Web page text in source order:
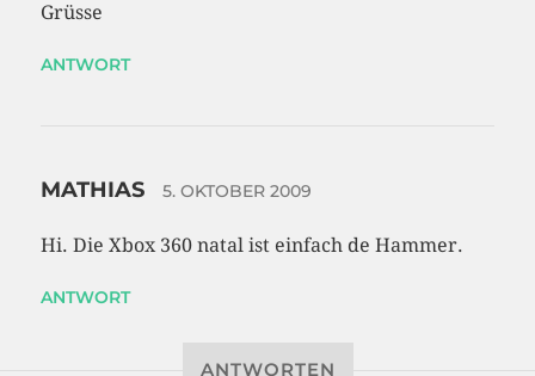
Grüsse
ANTWORT
MATHIAS 5. OKTOBER 2009
Hi. Die Xbox 360 natal ist einfach de Hammer.
ANTWORT
ANTWORTEN